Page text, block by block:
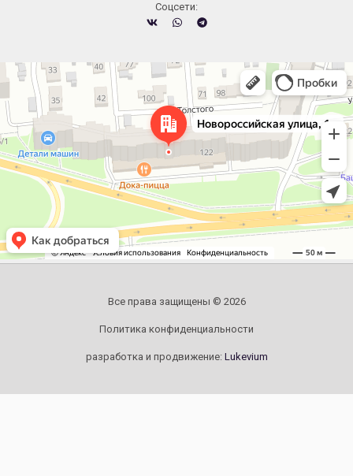
Cоцсети:
Челябинск
Новороссийская улица, 122 — Яндекс.Карты
Все права защищены © 2026
Политика конфиденциальности
разработка и продвижение: Lukevium